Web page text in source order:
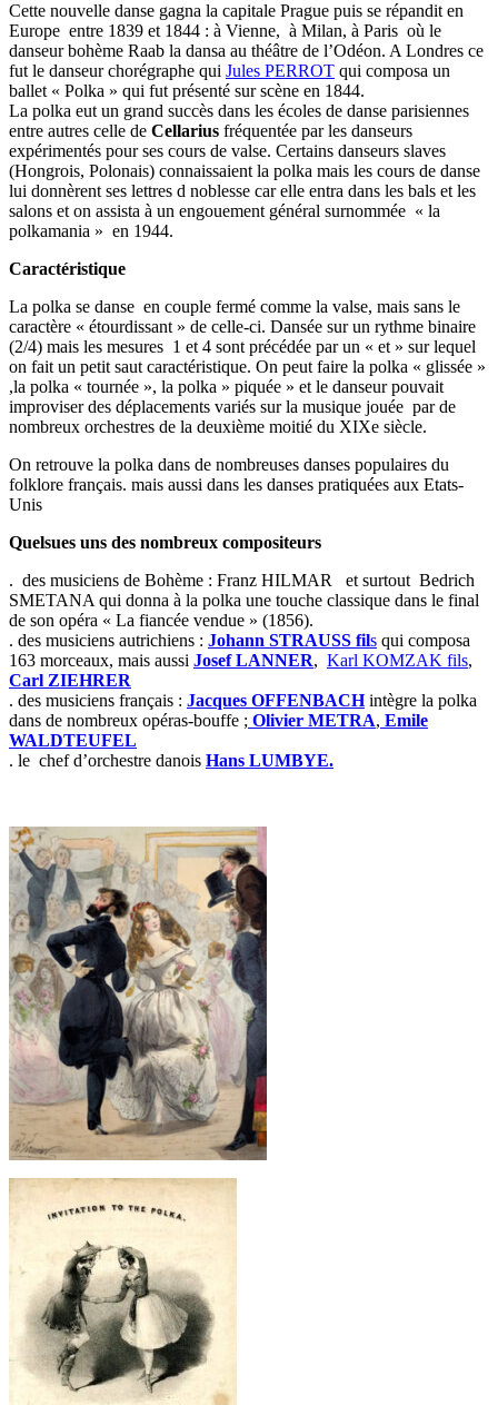
Cette nouvelle danse gagna la capitale Prague puis se répandit en
Europe entre 1839 et 1844 : à Vienne, à Milan, à Paris où le
danseur bohème Raab la dansa au théâtre de l’Odéon. A Londres ce
fut le danseur chorégraphe qui Jules PERROT qui composa un
ballet « Polka » qui fut présenté sur scène en 1844.
La polka eut un grand succès dans les écoles de danse parisiennes
entre autres celle de Cellarius fréquentée par les danseurs
expérimentés pour ses cours de valse. Certains danseurs slaves
(Hongrois, Polonais) connaissaient la polka mais les cours de danse
lui donnèrent ses lettres d noblesse car elle entra dans les bals et les
salons et on assista à un engouement général surnommée « la
polkamania » en 1944.
Caractéristique
La polka se danse en couple fermé comme la valse, mais sans le
caractère « étourdissant » de celle-ci. Dansée sur un rythme binaire
(2/4) mais les mesures 1 et 4 sont précédée par un « et » sur lequel
on fait un petit saut caractéristique. On peut faire la polka « glissée »
,la polka « tournée », la polka » piquée » et le danseur pouvait
improviser des déplacements variés sur la musique jouée par de
nombreux orchestres de la deuxième moitié du XIXe siècle.
On retrouve la polka dans de nombreuses danses populaires du
folklore français. mais aussi dans les danses pratiquées aux Etats-
Unis
Quelsues uns des nombreux compositeurs
. des musiciens de Bohème : Franz HILMAR et surtout Bedrich
SMETANA qui donna à la polka une touche classique dans le final
de son opéra « La fiancée vendue » (1856).
. des musiciens autrichiens : Johann STRAUSS fils qui composa
163 morceaux, mais aussi Josef LANNER, Karl KOMZAK fils,
Carl ZIEHRER
. des musiciens français : Jacques OFFENBACHintègre la polka
dans de nombreux opéras-bouffe ; Olivier METRA, Emile
WALDTEUFEL
. le chef d’orchestre danois Hans LUMBYE.